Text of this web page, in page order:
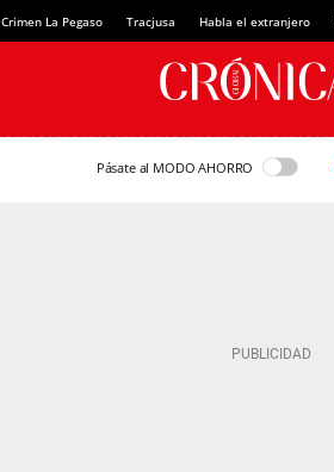
Crimen La Pegaso Tracjusa Habla el extranjero
Pásate al MODO AHORRO